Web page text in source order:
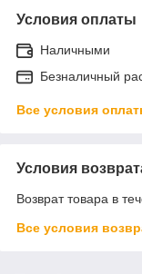
Условия оплаты
Наличными
Безналичный
Все условия
Условия
Возврат товара в
Все условия